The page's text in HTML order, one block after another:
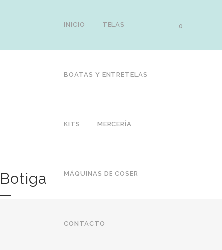
0
INICIO TELAS
BOATAS Y ENTRETELAS
KITS MERCERÍA
MÁQUINAS DE COSER
CONTACTO
Botiga